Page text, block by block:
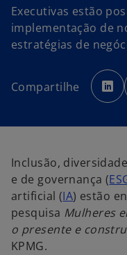
Executivas estão
implementação de
estratégias de
Compartilhe r
v
i
Inclusão,
e de governança (
artificial (IA) estão
pesquisa Mulheres
o presente e
KPMG.